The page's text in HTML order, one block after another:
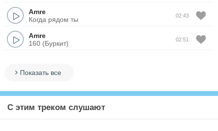
Amre
Когда рядом ты
02:43
Amre
160 (Буркит)
02:51
Показать все
С этим треком слушают